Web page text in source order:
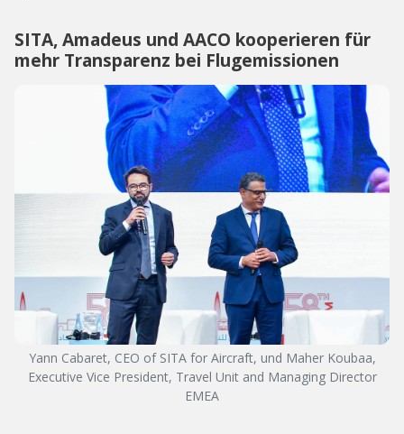
SITA, Amadeus und AACO kooperieren für
mehr Transparenz bei Flugemissionen
Yann Cabaret, CEO of SITA for Aircraft, und Maher Koubaa,
Executive Vice President, Travel Unit and Managing Director
EMEA